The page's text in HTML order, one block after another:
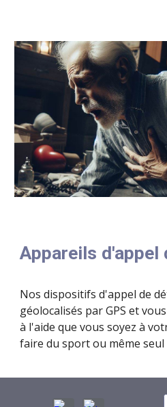
Appareils d'appel
Nos dispositifs d'appel de
géolocalisés par GPS et
à l'aide que vous soyez à
faire du sport ou même